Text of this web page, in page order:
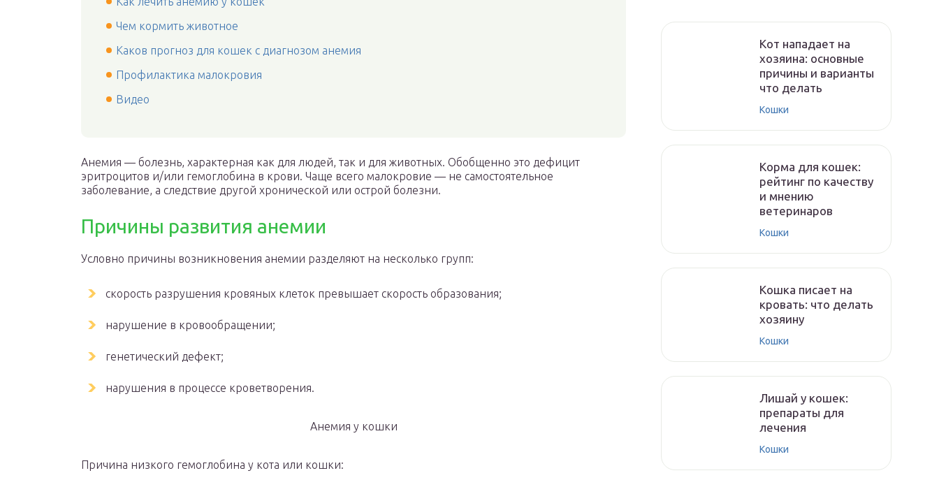
Чем кормить животное
Каков прогноз для кошек с диагнозом анемия
Профилактика малокровия
Видео
Анемия — болезнь, характерная как для людей, так и для животных. Обобщенно это дефицит
эритроцитов и/или гемоглобина в крови. Чаще всего малокровие — не самостоятельное
заболевание, а следствие другой хронической или острой болезни.
Причины развития анемии
Условно причины возникновения анемии разделяют на несколько групп:
скорость разрушения кровяных клеток превышает скорость образования;
нарушение в кровообращении;
генетический дефект;
нарушения в процессе кроветворения.
Анемия у кошки
Причина низкого гемоглобина у кота или кошки:
Кот нападает на
хозяина: основные
причины и варианты
что делать
Кошки
Корма для кошек:
рейтинг по качеству
и мнению
ветеринаров
Кошки
Кошка писает на
кровать: что делать
хозяину
Кошки
Лишай у кошек:
препараты для
лечения
Кошки